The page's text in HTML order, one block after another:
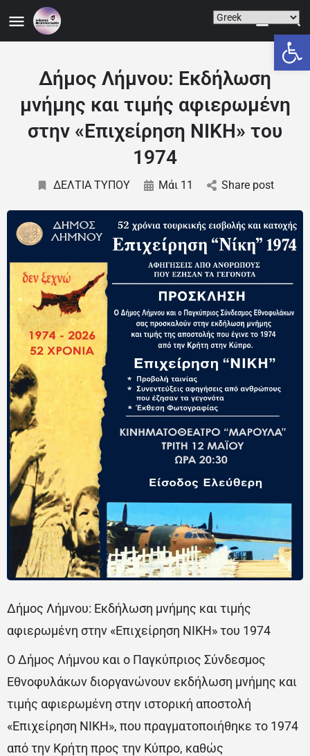
Δήμος Λήμνου: Εκδήλωση
μνήμης και τιμής αφιερωμένη
στην «Επιχείρηση ΝΙΚΗ» του
1974
ΔΕΛΤΙΑ ΤΥΠΟΥ Μάι 11 Share post
Δήμος Λήμνου: Εκδήλωση μνήμης και τιμής
αφιερωμένη στην «Επιχείρηση ΝΙΚΗ» του 1974
Ο Δήμος Λήμνου και ο Παγκύπριος Σύνδεσμος
Εθνοφυλάκων διοργανώνουν εκδήλωση μνήμης και
τιμής αφιερωμένη στην ιστορική αποστολή
«Επιχείρηση ΝΙΚΗ», που πραγματοποιήθηκε το 1974
από την Κρήτη προς την Κύπρο, καθώς